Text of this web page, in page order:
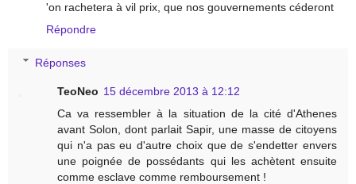
'on rachetera à vil prix, que nos gouvernements céderont
Répondre
Réponses
TeoNeo 15 décembre 2013 à 12:12
Ca va ressembler à la situation de la cité d'Athenes
avant Solon, dont parlait Sapir, une masse de citoyens
qui n'a pas eu d'autre choix que de s'endetter envers
une poignée de possédants qui les achètent ensuite
comme esclave comme remboursement !